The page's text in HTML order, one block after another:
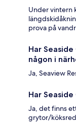
Under vintern
prova på
Har
någon i
Ja, Seaview
Har
Ja, det finns
grytor/